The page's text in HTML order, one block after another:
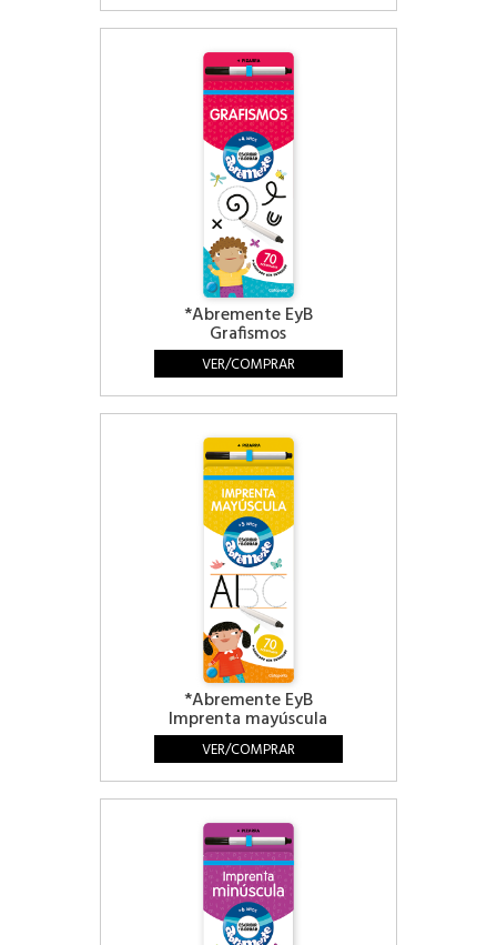
*Abremente EyB
Grafismos
VER/COMPRAR
*Abremente EyB
Imprenta mayúscula
VER/COMPRAR